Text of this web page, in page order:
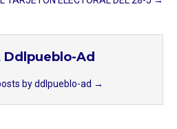
Ddlpueblo-Ad
by ddlpueblo-ad →